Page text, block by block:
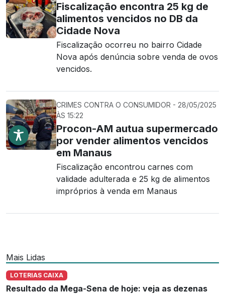
Fiscalização encontra 25 kg de
alimentos vencidos no DB da
Cidade Nova
Fiscalização ocorreu no bairro Cidade
Nova após denúncia sobre venda de ovos
vencidos.
CRIMES CONTRA O CONSUMIDOR - 28/05/2025
ÀS 15:22
Procon-AM autua supermercado
por vender alimentos vencidos
em Manaus
Fiscalização encontrou carnes com
validade adulterada e 25 kg de alimentos
impróprios à venda em Manaus
Mais Lidas
LOTERIAS CAIXA
Resultado da Mega-Sena de hoje: veja as dezenas